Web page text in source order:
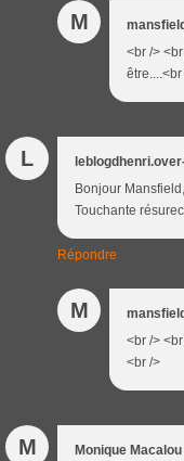
M mansfield
<br />
L
Bonjour
Touchante
Répondre
M mansfield
<br />
<br />
M Monique Macalou